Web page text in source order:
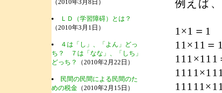
（2010年3月8日）
ＬＤ（学習障碍）とは？
（2010年3月1日）
４は「し」、「よん」どっ
ち？ ７は「なな」、「しち」
どっち？
（2010年2月22日）
民間の民間による民間のた
めの税金（2010年2月15日）
例えば
1×1＝1
11×11＝
111×111